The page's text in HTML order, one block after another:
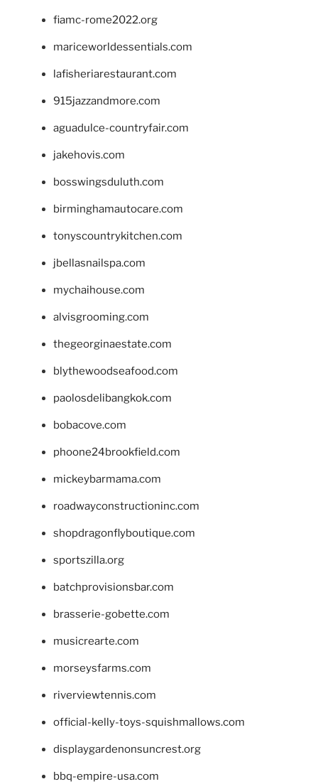
fiamc-rome2022.org
mariceworldessentials.com
lafisheriarestaurant.com
915jazzandmore.com
aguadulce-countryfair.com
jakehovis.com
bosswingsduluth.com
birminghamautocare.com
tonyscountrykitchen.com
jbellasnailspa.com
mychaihouse.com
alvisgrooming.com
thegeorginaestate.com
blythewoodseafood.com
paolosdelibangkok.com
bobacove.com
phoone24brookfield.com
mickeybarmama.com
roadwayconstructioninc.com
shopdragonflyboutique.com
sportszilla.org
batchprovisionsbar.com
brasserie-gobette.com
musicrearte.com
morseysfarms.com
riverviewtennis.com
official-kelly-toys-squishmallows.com
displaygardenonsuncrest.org
bbq-empire-usa.com